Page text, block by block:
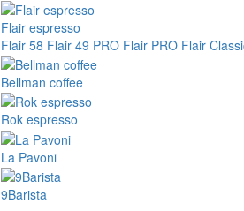
Flair espresso
Flair 58 Flair 49 PRO Flair PRO Flair
Bellman coffee
Rok espresso
La Pavoni
9Barista